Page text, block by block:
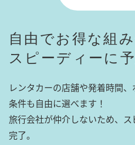
自由でお得な組
スピーディーに
レンタカーの店舗や発着時間
条件も自由に選べます！
旅行会社が仲介しないため、
完了。